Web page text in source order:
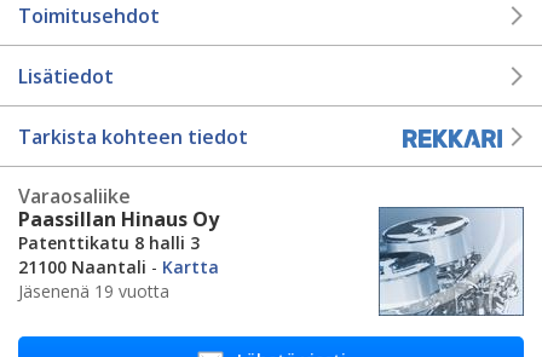
Toimitusehdot
Lisätiedot
Tarkista kohteen tiedot
Varaosaliike
Paassillan Hinaus Oy
Patenttikatu 8 halli 3
21100 Naantali - Kartta
Jäsenenä 19 vuotta